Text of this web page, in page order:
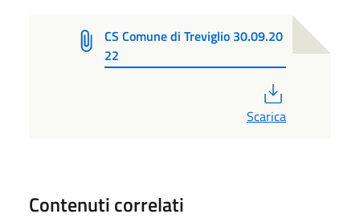
CS Comune di Treviglio 30.09.20
22
Scarica
Contenuti correlati